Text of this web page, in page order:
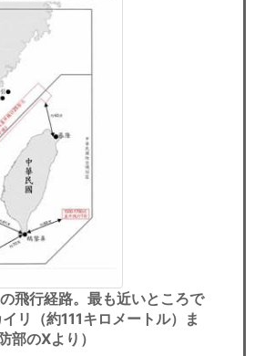
飛行経路。最も近いところで
リ（約111キロメートル）ま
部のXより）